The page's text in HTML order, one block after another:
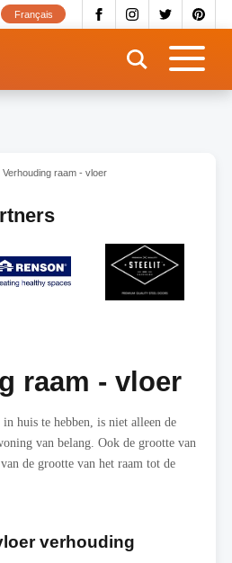
Français
Verhouding raam - vloer
raam - vloer
huis te hebben, is niet alleen de
van belang. Ook de grootte van
de grootte van het raam tot de
verhouding